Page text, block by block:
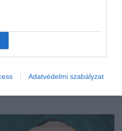
Adatvédelmi szabályzat